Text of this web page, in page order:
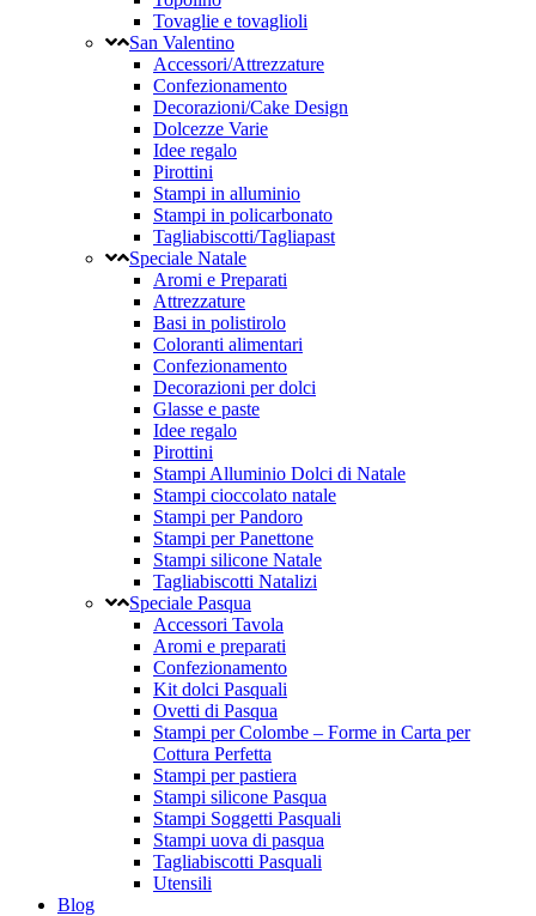
Tovaglie e tovaglioli
San Valentino
Accessori/Attrezzature
Confezionamento
Decorazioni/Cake Design
Dolcezze Varie
Idee regalo
Pirottini
Stampi in alluminio
Stampi in policarbonato
Tagliabiscotti/Tagliapast
Speciale Natale
Aromi e Preparati
Attrezzature
Basi in polistirolo
Coloranti alimentari
Confezionamento
Decorazioni per dolci
Glasse e paste
Idee regalo
Pirottini
Stampi Alluminio Dolci di Natale
Stampi cioccolato natale
Stampi per Pandoro
Stampi per Panettone
Stampi silicone Natale
Tagliabiscotti Natalizi
Speciale Pasqua
Accessori Tavola
Aromi e preparati
Confezionamento
Kit dolci Pasquali
Ovetti di Pasqua
Stampi per Colombe – Forme in Carta per
Cottura Perfetta
Stampi per pastiera
Stampi silicone Pasqua
Stampi Soggetti Pasquali
Stampi uova di pasqua
Tagliabiscotti Pasquali
Utensili
Blog